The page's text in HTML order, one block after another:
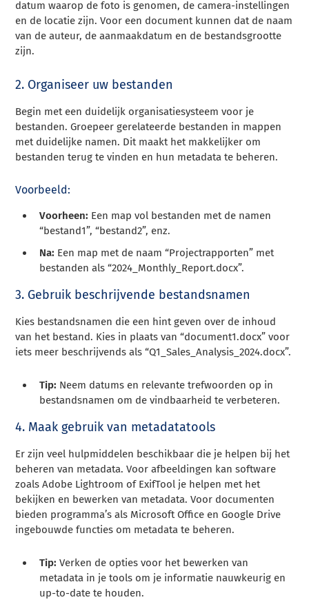
datum waarop de foto is genomen, de camera-instellingen
en de locatie zijn. Voor een document kunnen dat de naam
van de auteur, de aanmaakdatum en de bestandsgrootte
zijn.
2. Organiseer uw bestanden
Begin met een duidelijk organisatiesysteem voor je
bestanden. Groepeer gerelateerde bestanden in mappen
met duidelijke namen. Dit maakt het makkelijker om
bestanden terug te vinden en hun metadata te beheren.
Voorbeeld:
Voorheen: Een map vol bestanden met de namen
“bestand1”, “bestand2”, enz.
Na: Een map met de naam “Projectrapporten” met
bestanden als “2024_Monthly_Report.docx”.
3. Gebruik beschrijvende bestandsnamen
Kies bestandsnamen die een hint geven over de inhoud
van het bestand. Kies in plaats van “document1.docx” voor
iets meer beschrijvends als “Q1_Sales_Analysis_2024.docx”.
Tip: Neem datums en relevante trefwoorden op in
bestandsnamen om de vindbaarheid te verbeteren.
4. Maak gebruik van metadatatools
Er zijn veel hulpmiddelen beschikbaar die je helpen bij het
beheren van metadata. Voor afbeeldingen kan software
zoals Adobe Lightroom of ExifTool je helpen met het
bekijken en bewerken van metadata. Voor documenten
bieden programma’s als Microsoft Office en Google Drive
ingebouwde functies om metadata te beheren.
Tip: Verken de opties voor het bewerken van
metadata in je tools om je informatie nauwkeurig en
up-to-date te houden.